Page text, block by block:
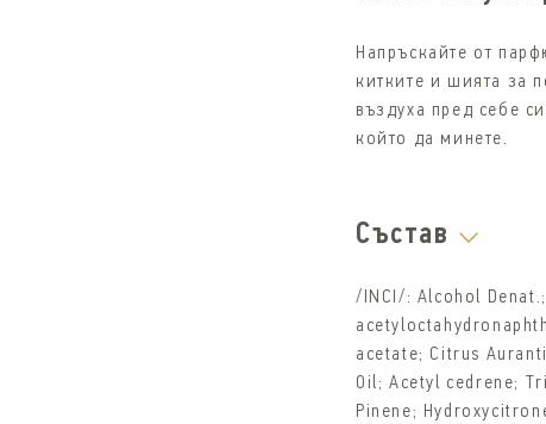
Напръскайте от
китките и шията за
въздуха пред себе
който да минете.
Състав
/INCI/: Alcohol
acetate; Citrus
Oil; Acetyl cedrene;
Pinene;